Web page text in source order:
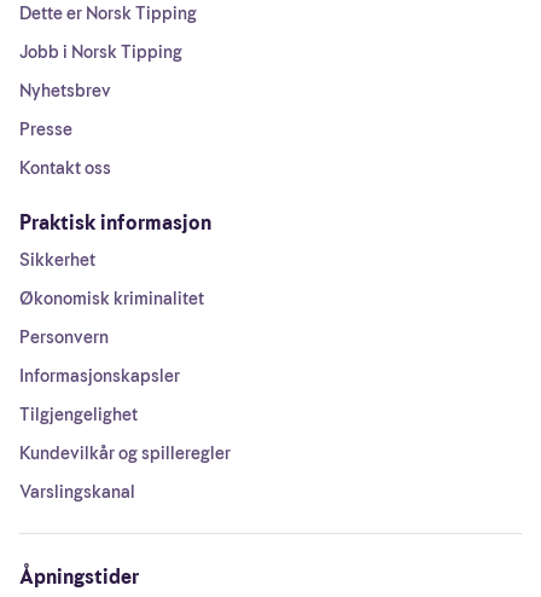
Dette er Norsk Tipping
Jobb i Norsk Tipping
Nyhetsbrev
Presse
Kontakt oss
Praktisk informasjon
Sikkerhet
Økonomisk kriminalitet
Personvern
Informasjonskapsler
Tilgjengelighet
Kundevilkår og spilleregler
Varslingskanal
Åpningstider